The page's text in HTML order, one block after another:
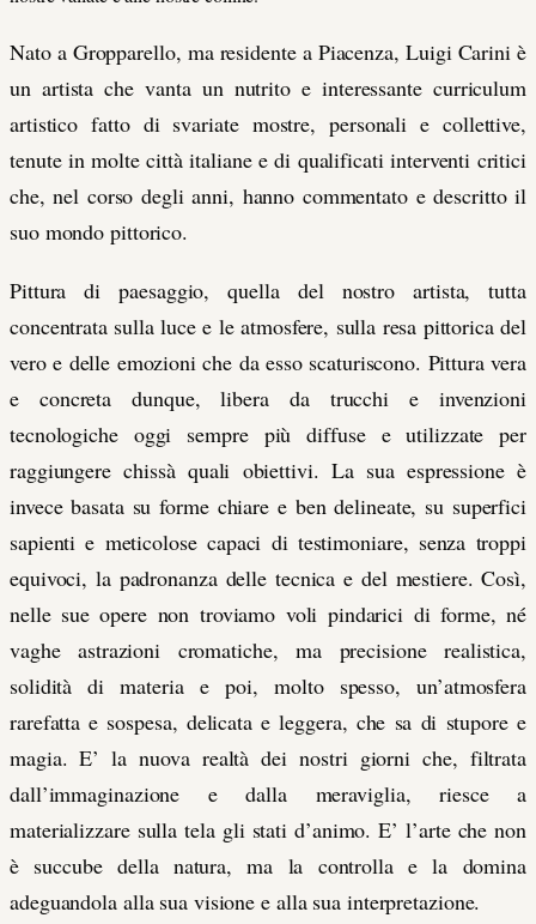
Nato a Gropparello, ma residente a Piacenza, Luigi Carini è
un artista che vanta un nutrito e interessante curriculum
artistico fatto di svariate mostre, personali e collettive,
tenute in molte città italiane e di qualificati interventi critici
che, nel corso degli anni, hanno commentato e descritto il
suo mondo pittorico.
Pittura di paesaggio, quella del nostro artista, tutta
concentrata sulla luce e le atmosfere, sulla resa pittorica del
vero e delle emozioni che da esso scaturiscono. Pittura vera
e concreta dunque, libera da trucchi e invenzioni
tecnologiche oggi sempre più diffuse e utilizzate per
raggiungere chissà quali obiettivi. La sua espressione è
invece basata su forme chiare e ben delineate, su superfici
sapienti e meticolose capaci di testimoniare, senza troppi
equivoci, la padronanza delle tecnica e del mestiere. Così,
nelle sue opere non troviamo voli pindarici di forme, né
vaghe astrazioni cromatiche, ma precisione realistica,
solidità di materia e poi, molto spesso, un’atmosfera
rarefatta e sospesa, delicata e leggera, che sa di stupore e
magia. E’ la nuova realtà dei nostri giorni che, filtrata
dall’immaginazione e dalla meraviglia, riesce a
materializzare sulla tela gli stati d’animo. E’ l’arte che non
è succube della natura, ma la controlla e la domina
adeguandola alla sua visione e alla sua interpretazione.